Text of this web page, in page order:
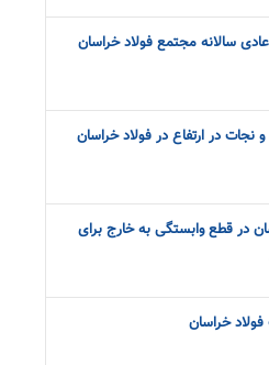
سالانه مجتمع فولاد خراسان
و نجات در ارتفاع در فولاد خراسان
در قطع وابستگی به خارج برای
خراسان